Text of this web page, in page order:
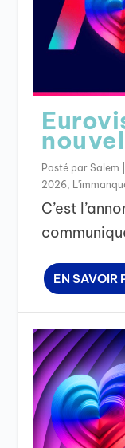
Posté parSalem
2026,
C’est
EN SAVOIR